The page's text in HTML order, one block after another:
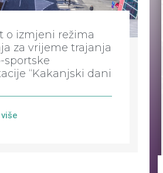
o izmjeni režima
za vrijeme trajanja
sportske
“Kakanjski dani